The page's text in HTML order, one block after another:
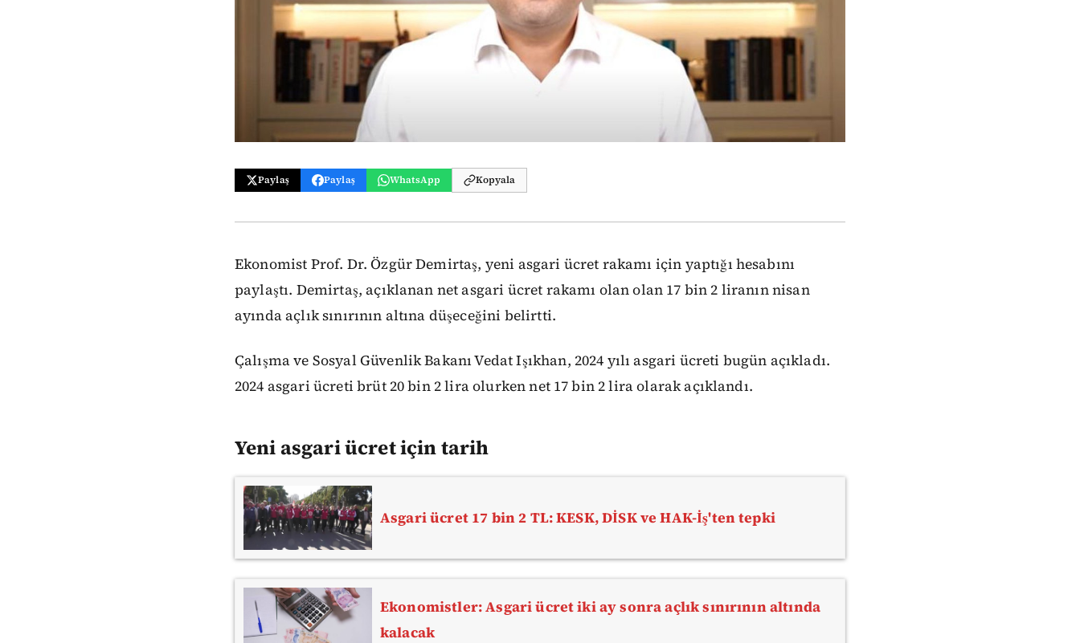
Paylaş Paylaş WhatsApp Kopyala
Ekonomist Prof. Dr. Özgür Demirtaş, yeni asgari ücret rakamı için yaptığı hesabını
paylaştı. Demirtaş, açıklanan net asgari ücret rakamı olan olan 17 bin 2 liranın nisan
ayında açlık sınırının altına düşeceğini belirtti.
Çalışma ve Sosyal Güvenlik Bakanı Vedat Işıkhan, 2024 yılı asgari ücreti bugün açıkladı.
2024 asgari ücreti brüt 20 bin 2 lira olurken net 17 bin 2 lira olarak açıklandı.
Yeni asgari ücret için tarih
Asgari ücret 17 bin 2 TL: KESK, DİSK ve HAK-İş'ten tepki
Ekonomistler: Asgari ücret iki ay sonra açlık sınırının altında
kalacak